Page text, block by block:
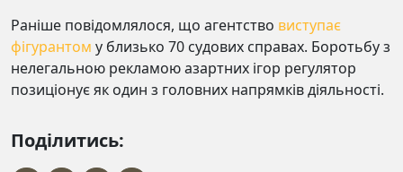
Раніше повідомлялося, що агентство виступає
фігурантом у близько 70 судових справах. Боротьбу з
нелегальною рекламою азартних ігор регулятор
позиціонує як один з головних напрямків діяльності.
Поділитись: